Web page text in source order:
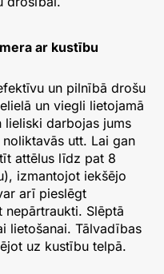
ar kustību
un pilnībā drošu
un viegli lietojamā
lieliski darbojas jums
utt. Lai gan
attēlus līdz pat 8
izmantojot iekšējo
arī pieslēgt
Slēptā
lietošanai. Tālvadības
uz kustību telpā.